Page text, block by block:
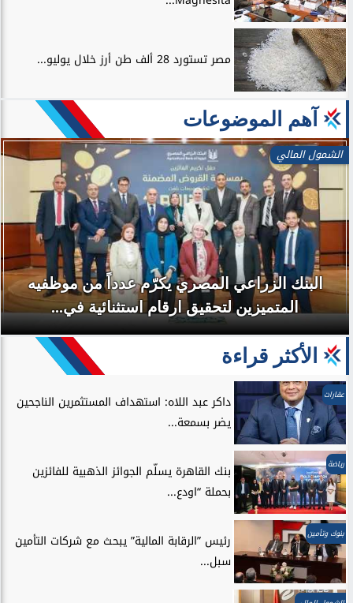
مصر تستورد 28 ألف طن أرز خلال يوليو...
آهم الموضوعات
الشمول المالي
البنك الزراعي المصري يكرّم عدداً من موظفيه
المتميزين لتحقيق ارقام استثنائية في...
الأكثر قراءة
عقارات
داكر عبد اللاه: استهداف المستثمرين الناجحين
يضر بسمعة...
رياضة
بنك القاهرة يسلّم الجوائز الذهبية للفائزين
بحملة “اودع...
بنوك وتأمين
رئيس ”الرقابة المالية” يبحث مع شركات التأمين
سبل...